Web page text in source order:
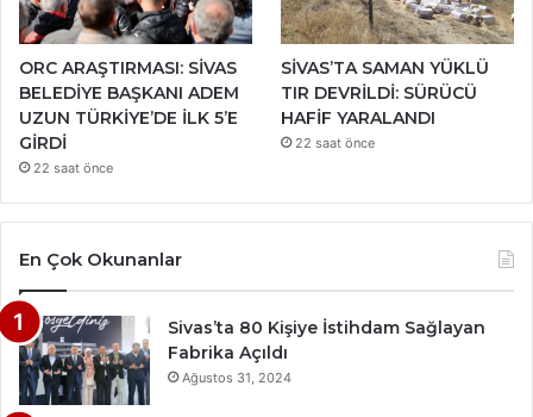
ORC ARAŞTIRMASI: SİVAS
BELEDİYE BAŞKANI ADEM
UZUN TÜRKİYE’DE İLK 5’E
GİRDİ
22 saat önce
SİVAS’TA SAMAN YÜKLÜ
TIR DEVRİLDİ: SÜRÜCÜ
HAFİF YARALANDI
22 saat önce
En Çok Okunanlar
Sivas’ta 80 Kişiye İstihdam Sağlayan
Fabrika Açıldı
Ağustos 31, 2024